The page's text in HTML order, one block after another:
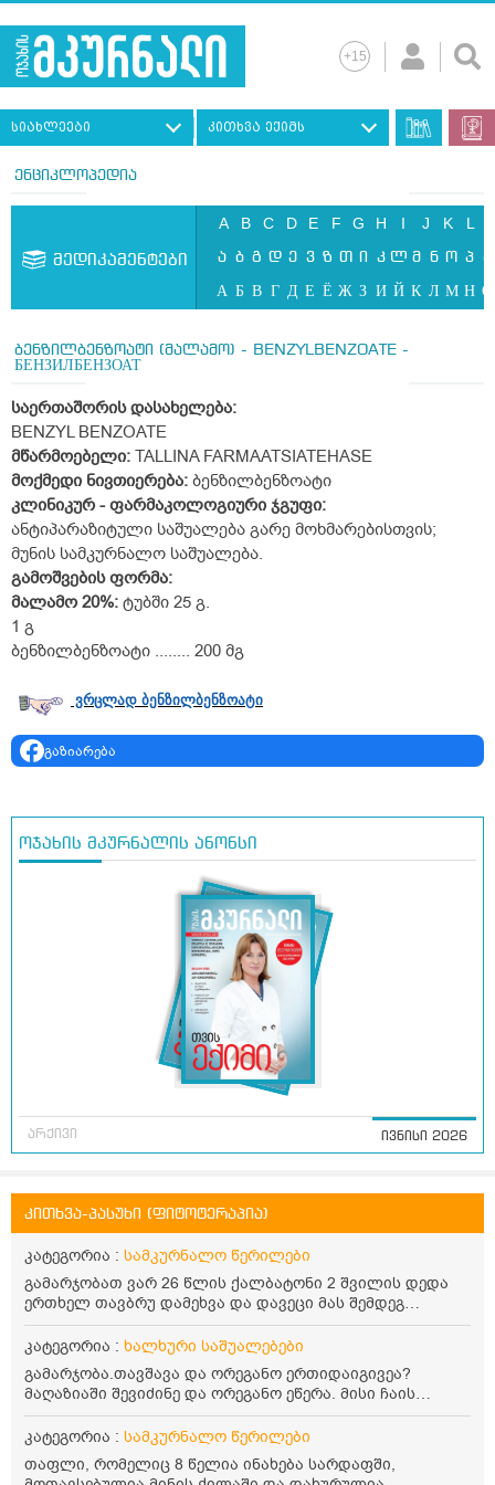
სიახლეები კითხვა ექიმს
ენციკლოპედია
მედიკამენტები
A B C D E F G H I J K L
ა ბ გ დ ე ვ ზ თ ი კ ლ მ ნ ო პ ჟ
А Б В Г Д Е Ё Ж З И Й К Л М Н О
ბენზილბენზოატი (მალამო) - BENZYLBENZOATE -
БЕНЗИЛБЕНЗОАТ
საერთაშორის დასახელება:
BENZYL BENZOATE
მწარმოებელი: TALLINA FARMAATSIATEHASE
მოქმედი ნივთიერება: ბენზილბენზოატი
კლინიკურ - ფარმაკოლოგიური ჯგუფი:
ანტიპარაზიტული საშუალება გარე მოხმარებისთვის;
მუნის სამკურნალო საშუალება.
გამოშვების ფორმა:
მალამო 20%: ტუბში 25 გ.
1 გ
ბენზილბენზოატი ........ 200 მგ
ვრცლად ბენზილბენზოატი
გაზიარება
ოჯახის მკურნალის ანონსი
არქივი ივნისი 2026
კითხვა-პასუხი (ფიტოტერაპია)
კატეგორია : სამკურნალო წერილები
გამარჯობათ ვარ 26 წლის ქალბატონი 2 შვილის დედა
ერთხელ თავბრუ დამეხვა და დავეცი მას შემდეგ
დამეწყო შიშები ვეღარ გავდიოდი გარეთ რადგან ისევ
ასე ცუდად არ გავხდარიყავი ყურის ანთება მქონდა
მაშინ როგორც გაირკვა მას შემსეგ გავიდა 1 წელზე
მეტინდა კიდე მეხვევა თავბრუ გარეთ გასვილისას
სახლში კარგად ვარ როცა ახსენებენ გარეთ წაავალა
სმაგაზეხ კი ცუდად ვხდებოდი ეხლა როგორმე გავდივარ
ბაღში ჯოხში ზოგჯერ მაქვს შეგრძნება მიწა მეცლება
ფეხებიდან და ჯოხზე უნდა დავეყრდნო აუცილებლად
კატეგორია : ხალხური საშუალებები
გამარჯობა.თავშავა და ორეგანო ერთიდაიგივეა?
მაღაზიაში შევიძინე და ორეგანო ეწერა. მისი ჩაის
დალევის წესი მაინტერესებს.რისთვის არის კარგი?
წავიკითხე რომ: 1 ჭიქა თბილ წყალში ჩავყაროთ 1 ჩაის
კოვზი დაქუცმაცებული და გამხმარი ორეგანო და
გავაჩეროთ 10-15 წუთი, მივიღოთო ჭამიდან 1-2 საათში.
კატეგორია : სამკურნალო წერილები
თაფლი, რომელიც 8 წელია ინახება სარდაფში,